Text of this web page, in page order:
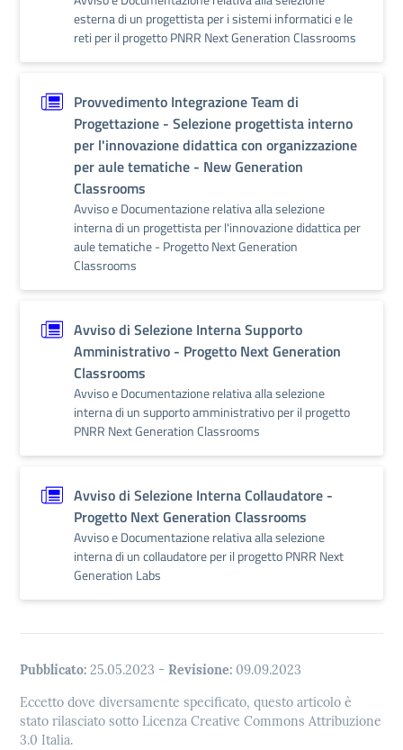
esterna di un progettista per i sistemi informatici e le
reti per il progetto PNRR Next Generation Classrooms
Provvedimento Integrazione Team di
Progettazione - Selezione progettista interno
per l'innovazione didattica con organizzazione
per aule tematiche - New Generation
Classrooms
Avviso e Documentazione relativa alla selezione
interna di un progettista per l'innovazione didattica per
aule tematiche - Progetto Next Generation
Classrooms
Avviso di Selezione Interna Supporto
Amministrativo - Progetto Next Generation
Classrooms
Avviso e Documentazione relativa alla selezione
interna di un supporto amministrativo per il progetto
PNRR Next Generation Classrooms
Avviso di Selezione Interna Collaudatore -
Progetto Next Generation Classrooms
Avviso e Documentazione relativa alla selezione
interna di un collaudatore per il progetto PNRR Next
Generation Labs
Pubblicato: 25.05.2023 - Revisione: 09.09.2023
Eccetto dove diversamente specificato, questo articolo è
stato rilasciato sotto Licenza Creative Commons Attribuzione
3.0 Italia.